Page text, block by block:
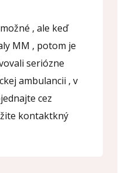
, ale keď
MM , potom je
seriózne
ambulancii , v
cez
kontaktkný